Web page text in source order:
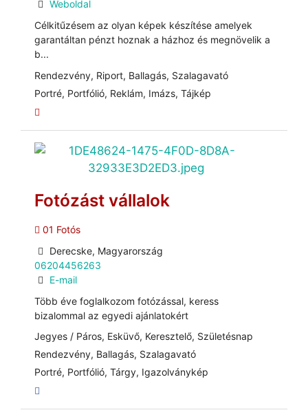
Weboldal
Célkitűzésem az olyan képek készítése amelyek
garantáltan pénzt hoznak a házhoz és megnövelik a
b...
Rendezvény, Riport, Ballagás, Szalagavató
Portré, Portfólió, Reklám, Imázs, Tájkép
Fotózást vállalok
01 Fotós
Derecske, Magyarország
06204456263
E-mail
Több éve foglalkozom fotózással, keress
bizalommal az egyedi ajánlatokért
Jegyes / Páros, Esküvő, Keresztelő, Születésnap
Rendezvény, Ballagás, Szalagavató
Portré, Portfólió, Tárgy, Igazolványkép